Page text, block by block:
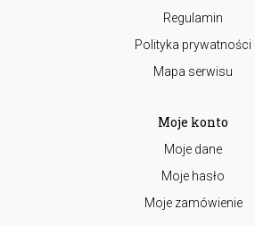
Regulamin
Polityka prywatności
Mapa serwisu
Moje konto
Moje dane
Moje hasło
Moje zamówienie